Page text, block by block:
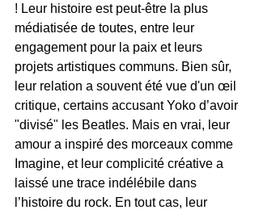
! Leur histoire est peut-être la plus
médiatisée de toutes, entre leur
engagement pour la paix et leurs
projets artistiques communs. Bien sûr,
leur relation a souvent été vue d'un œil
critique, certains accusant Yoko d’avoir
"divisé" les Beatles. Mais en vrai, leur
amour a inspiré des morceaux comme
Imagine, et leur complicité créative a
laissé une trace indélébile dans
l’histoire du rock. En tout cas, leur